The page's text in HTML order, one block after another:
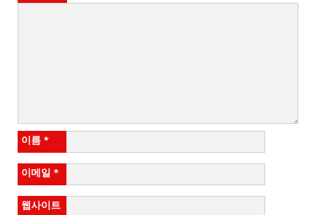
이름*
이메일 *
웹사이트